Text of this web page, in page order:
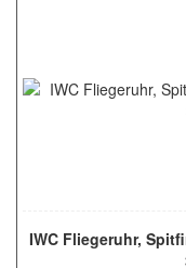
IWC Fliegeruhr,